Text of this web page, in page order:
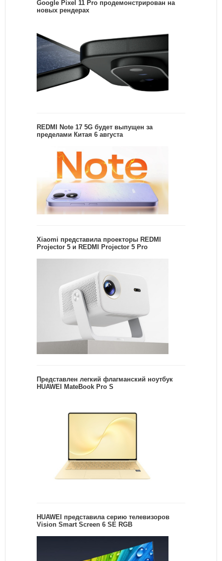
Google Pixel 11 Pro продемонстрирован на
новых рендерах
REDMI Note 17 5G будет выпущен за
пределами Китая 6 августа
Xiaomi представила проекторы REDMI
Projector 5 и REDMI Projector 5 Pro
Представлен легкий флагманский ноутбук
HUAWEI MateBook Pro S
HUAWEI представила серию телевизоров
Vision Smart Screen 6 SE RGB